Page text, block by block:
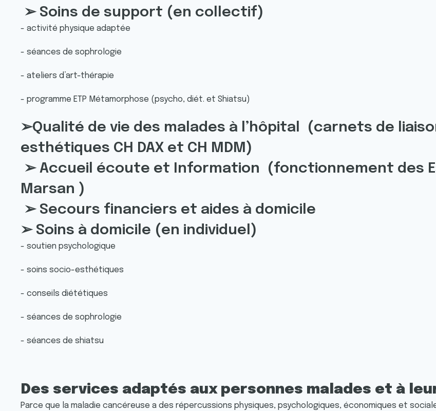
➢ Soins de support (en collectif)
- activité physique adaptée
- séances de sophrologie
- ateliers d’art-thérapie
- programme ETP Métamorphose (psycho, diét. et Shiatsu)
➢Qualité de vie des malades à l’hôpital (carnets de
esthétiques CH DAX et CH MDM)
➢ Accueil écoute et Information (fonctionnement des
Marsan )
➢ Secours financiers et aides à domicile
➢ Soins à domicile (en individuel)
- soutien psychologique
- soins socio-esthétiques
- conseils diététiques
- séances de sophrologie
- séances de shiatsu
Des services adaptés aux personnes malades et à
Parce que la maladie cancéreuse a des répercussions physiques, psychologiques, économiques et